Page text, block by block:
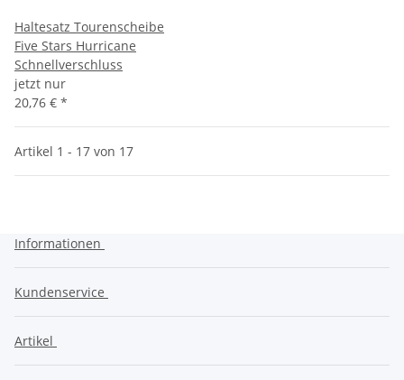
Haltesatz Tourenscheibe
Five Stars Hurricane
Schnellverschluss
jetzt nur
20,76 € *
Artikel 1 - 17 von 17
Informationen
Kundenservice
Artikel